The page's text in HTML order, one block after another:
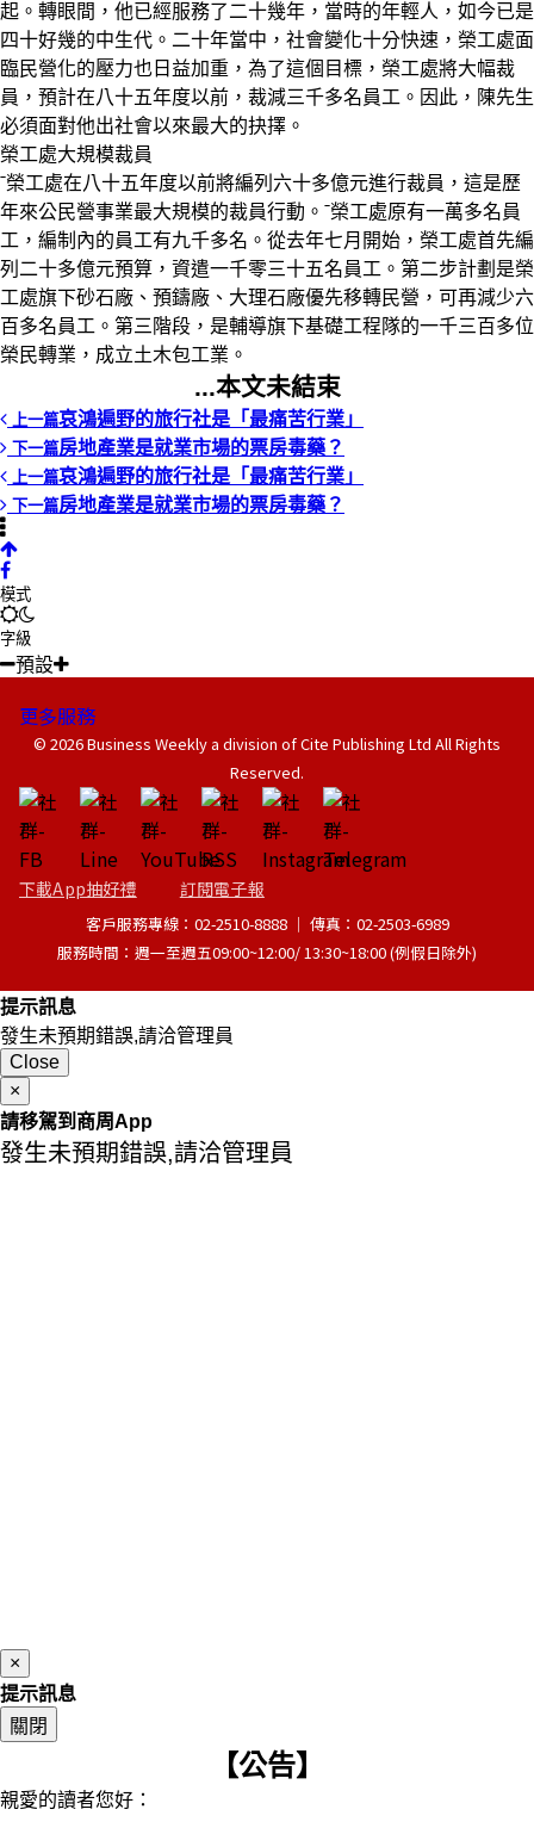
起。轉眼間，他已經服務了二十幾年，當時的年輕人，如今已是
四十好幾的中生代。二十年當中，社會變化十分快速，榮工處面
臨民營化的壓力也日益加重，為了這個目標，榮工處將大幅裁
員，預計在八十五年度以前，裁減三千多名員工。因此，陳先生
必須面對他出社會以來最大的抉擇。
榮工處大規模裁員
ˉ榮工處在八十五年度以前將編列六十多億元進行裁員，這是歷
年來公民營事業最大規模的裁員行動。ˉ榮工處原有一萬多名員
工，編制內的員工有九千多名。從去年七月開始，榮工處首先編
列二十多億元預算，資遣一千零三十五名員工。第二步計劃是榮
工處旗下砂石廠、預鑄廠、大理石廠優先移轉民營，可再減少六
百多名員工。第三階段，是輔導旗下基礎工程隊的一千三百多位
榮民轉業，成立土木包工業。
...本文未結束
上一篇哀鴻遍野的旅行社是「最痛苦行業」
下一篇房地產業是就業市場的票房毒藥？
上一篇哀鴻遍野的旅行社是「最痛苦行業」
下一篇房地產業是就業市場的票房毒藥？
模式
字級
預設
更多服務
© 2026 Business Weekly a division of Cite Publishing Ltd All Rights
Reserved.
下載App抽好禮 訂閱電子報
客戶服務專線：02-2510-8888 │ 傳真：02-2503-6989
服務時間：週一至週五09:00~12:00/ 13:30~18:00 (例假日除外)
提示訊息
發生未預期錯誤,請洽管理員
Close
×
請移駕到商周App
發生未預期錯誤,請洽管理員
×
提示訊息
關閉
【公告】
親愛的讀者您好：